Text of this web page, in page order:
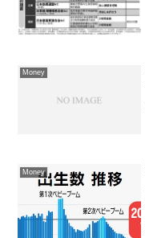
Money
Money